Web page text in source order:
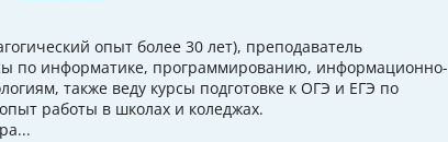
опыт более 30 лет), преподаватель
по информатике, программированию, информационно-
также веду курсы подготовке к ОГЭ и ЕГЭ по
работы в школах и коледжах.